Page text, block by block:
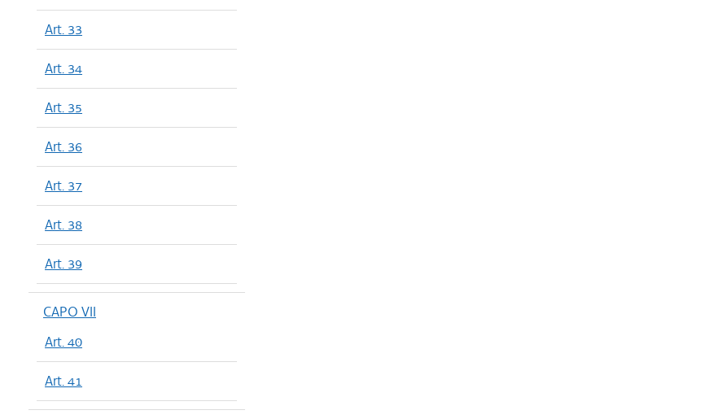
Art. 33
Art. 34
Art. 35
Art. 36
Art. 37
Art. 38
Art. 39
CAPO VII
Art. 40
Art. 41